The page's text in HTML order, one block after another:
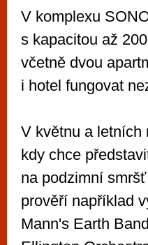
V komplexu
s kapacitou až
včetně dvou
i hotel fungovat
V květnu a letních
kdy chce
na podzimní
prověří například
Mann's Earth